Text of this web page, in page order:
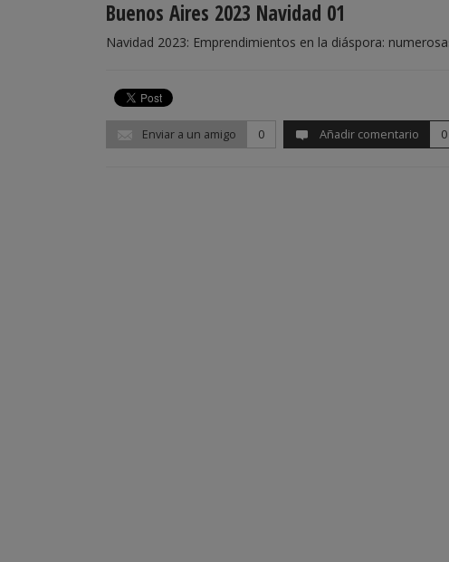
Buenos Aires 2023 Navidad 01
Navidad 2023: Emprendimientos en la diáspora:
Enviar a un amigo 0 Añadir comentario 0